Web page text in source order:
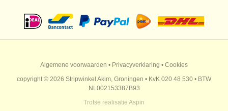
Algemene voorwaarden • Privacyverklaring • Cookies
copyright © 2026 Stripwinkel Akim, Groningen • KvK 020 48 530 • BTW
NL002153387B93
Trotse realisatie Aspin